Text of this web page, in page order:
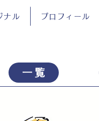
ナル プロフィール
一覧